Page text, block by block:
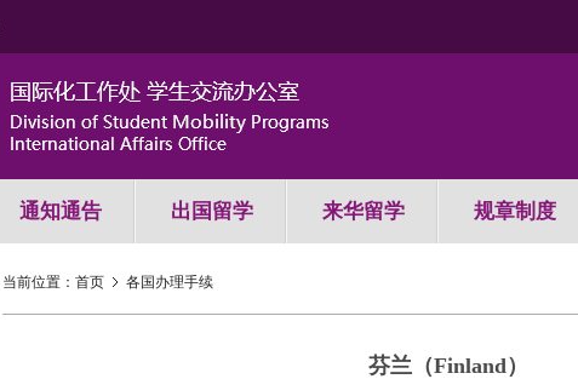
通知通告 出国留学 来华留学 规章制度
当前位置： 首页 各国办理手续
芬兰（Finland）